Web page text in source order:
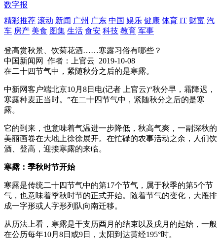
数字报
精彩推荐 滚动 新闻 广州 广东 中国 娱乐 健康 体育 IT 财富 汽
车 房产 美食 图集 生活 食安 科技 教育 军事
登高赏秋景、饮菊花酒……寒露习俗有哪些？
中国新闻网
作者：上官云 2019-10-08
在二十四节气中，紧随秋分之后的是寒露。
中新网客户端北京10月8日电(记者 上官云)“秋分早，霜降迟，
寒露种麦正当时。”在二十四节气中，紧随秋分之后的是寒
露。
它的到来，也意味着气温进一步降低，秋高气爽，一副深秋的
美丽画卷在大地上徐徐展开。在忙碌的农事活动之余，人们饮
酒、登高，迎接寒露的来临。
寒露：季秋时节开始
寒露是传统二十四节气中的第17个节气，属于秋季的第5个节
气，也意味着季秋时节的正式开始。随着节气的变化，大雁排
成一字形或人字形列队向南迁移。
从历法上看，寒露是干支历酉月的结束以及戌月的起始，一般
在公历每年10月8日或9日，太阳到达黄经195°时。